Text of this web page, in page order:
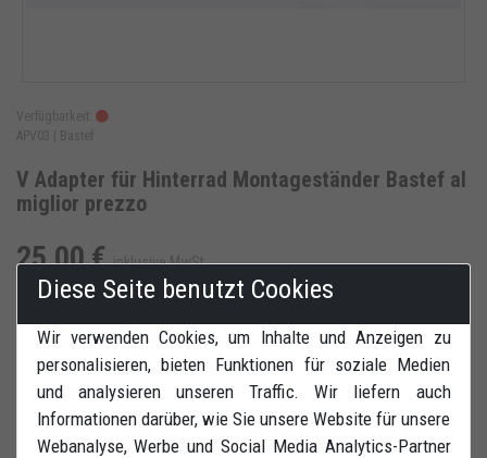
Verfügbarkeit:
APV03 |
Bastef
V Adapter für Hinterrad Montageständer Bastef al
miglior prezzo
25,00 €inklusive MwSt
ZUR WUNSCHLISTE HINZUFÜGEN
BEWERTUNGEN DRUCK
Diese Seite benutzt Cookies
Wir verwenden Cookies, um Inhalte und Anzeigen zu
personalisieren, bieten Funktionen für soziale Medien
und analysieren unseren Traffic. Wir liefern auch
Informationen darüber, wie Sie unsere Website für unsere
Webanalyse, Werbe und Social Media Analytics-Partner